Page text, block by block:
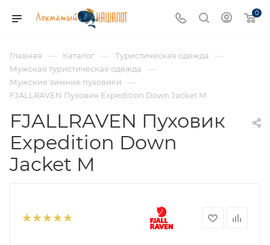
0
Главная — Каталог — Туристическая одежда —
Мужская туристическая одежда —
Мужские зимние пуховики —
FJALLRAVEN Пуховик Expedition Down Jacket M
FJALLRAVEN Пуховик
Expedition Down
Jacket M